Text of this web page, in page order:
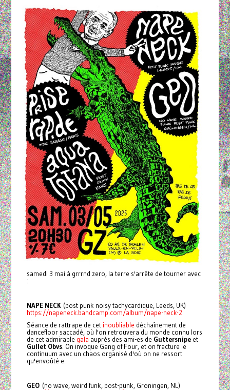
samedi 3 mai à grrrnd zero, la terre s'arrête de tourner avec
:
NAPE NECK (post punk noisy tachycardique, Leeds, UK)
https://napeneck.bandcamp.com/album/nape-neck-2
Séance de rattrape de cet inoubliable déchaînement de
dancefloor saccadé, où l'on retrouvera du monde connu lors
de cet admirable gala auprès des ami-es de Guttersnipeet
Gullet Obvs. On invoque Gang of Four, et on fracture le
continuum avec un chaos organisé d'où on ne ressort
qu'envoûté·e.
GEO (no wave, weird funk, post-punk, Groningen, NL)